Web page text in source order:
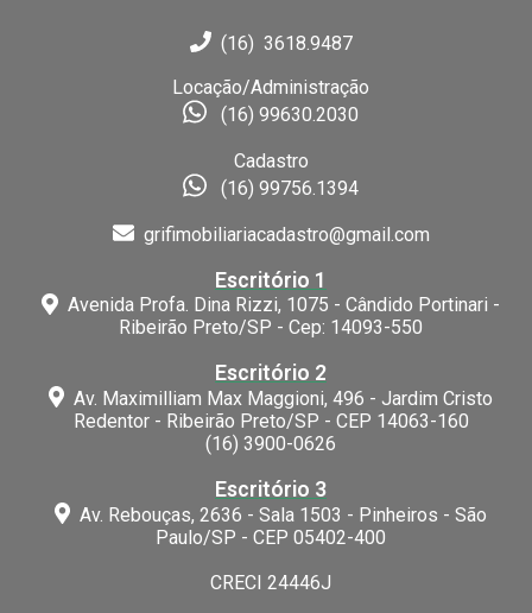
(16) 3618.9487
Locação/Administração
(16) 99630.2030
Cadastro
(16) 99756.1394
grifimobiliariacadastro@gmail.com
Escritório 1
Avenida Profa. Dina Rizzi, 1075 - Cândido Portinari -
Ribeirão Preto/SP - Cep: 14093-550
Escritório 2
Av. Maximilliam Max Maggioni, 496 - Jardim Cristo
Redentor - Ribeirão Preto/SP - CEP 14063-160
(16) 3900-0626
Escritório 3
Av. Rebouças, 2636 - Sala 1503 - Pinheiros - São
Paulo/SP - CEP 05402-400
CRECI 24446J